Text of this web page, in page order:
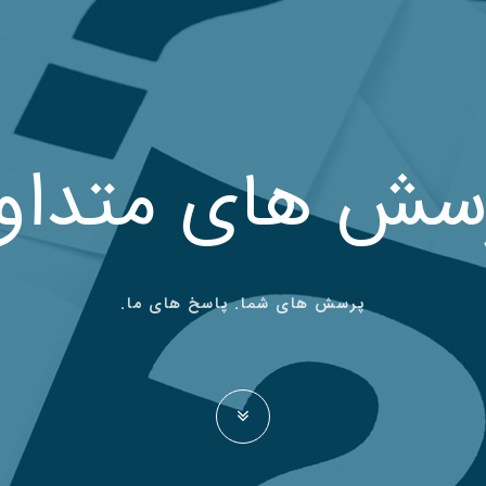
های
پرسش های شما. پاسخ های ما.